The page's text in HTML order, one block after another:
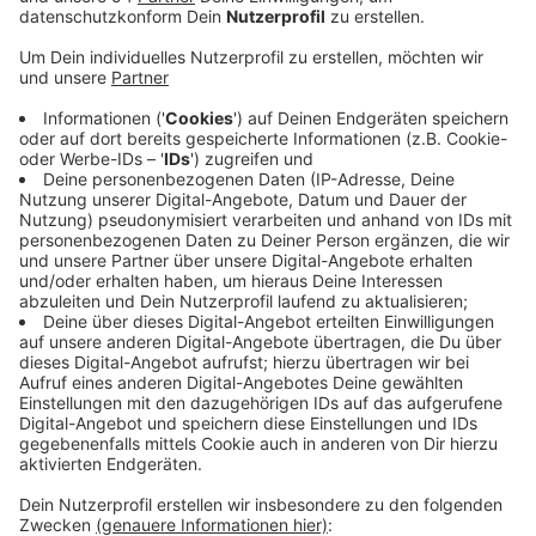
Veröffentlicht:Samstag, 08.05.2021 08:52
Anzeige
Vier Arbeiten vom Niederrhein sind ausgezeichnet
worden. Zwei mit Bronze, eine mit Gold und eine mit
Gold und zusätzlich dem Grand Prix in der Kategorie
Semesterarbeit. In der Arbeit ging es um
Nachhaltigkeit und Mode. Die Studierenden hatten
dafür eine Art "Anti Fashion Industry" konzipiert, bei der
es um Wiederverwendbarkeit alter Mode geht. Die
andere mit Gold ausgezeichnete Arbeit setzt sich mit
Verschwörungstheorien und Querdenkern auseinander.
Dabei geht es um die Frage, wie man Menschen